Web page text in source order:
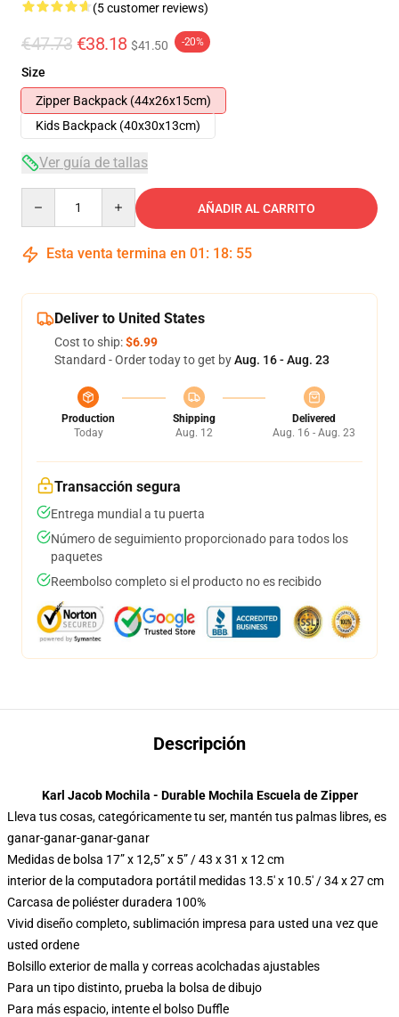
(5 customer reviews)
€47.73 €38.18 $41.50 -20%
Size
Zipper Backpack (44x26x15cm)
Kids Backpack (40x30x13cm)
Ver guía de tallas
AÑADIR AL CARRITO
Esta venta termina en 01 : 18: 54
Deliver to United States
Cost to ship:$6.99
Standard - Order today to get byAug. 16 - Aug. 23
Production
Today
Shipping
Aug. 12
Delivered
Aug. 16 - Aug. 23
Transacción segura
Entrega mundial a tu puerta
Número de seguimiento proporcionado para todos los
paquetes
Reembolso completo si el producto no es recibido
Descripción
Karl Jacob Mochila - Durable Mochila Escuela de Zipper
Lleva tus cosas, categóricamente tu ser, mantén tus palmas libres, es
ganar-ganar-ganar-ganar
Medidas de bolsa 17” x 12,5” x 5” / 43 x 31 x 12 cm
interior de la computadora portátil medidas 13.5′ x 10.5′ / 34 x 27 cm
Carcasa de poliéster duradera 100%
Vivid diseño completo, sublimación impresa para usted una vez que
usted ordene
Bolsillo exterior de malla y correas acolchadas ajustables
Para un tipo distinto, prueba la bolsa de dibujo
Para más espacio, intente el bolso Duffle